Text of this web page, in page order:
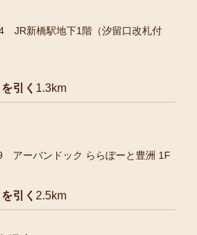
JR新橋駅地下1階（汐留口改札付
引く 1.3km
アーバンドック ららぽーと豊洲 1F
引く 2.5km